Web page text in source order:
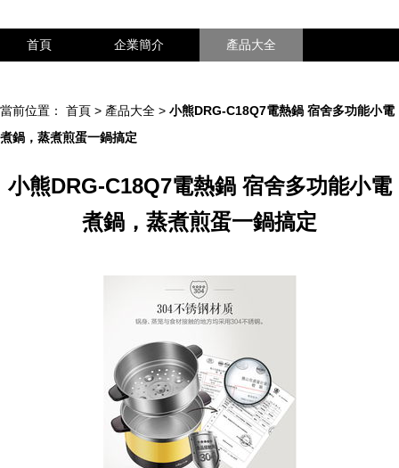
首頁 企業簡介 產品大全
當前位置： 首頁 > 產品大全 > 小熊DRG-C18Q7電熱鍋 宿舍多功能小電
煮鍋，蒸煮煎蛋一鍋搞定
小熊DRG-C18Q7電熱鍋 宿舍多功能小電
煮鍋，蒸煮煎蛋一鍋搞定